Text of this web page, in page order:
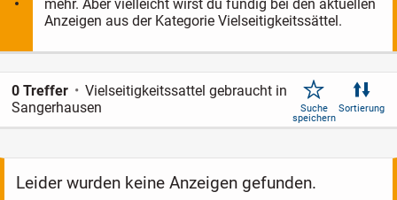
mehr. Aber vielleicht wirst du fündig bei den aktuellen
Anzeigen aus der Kategorie Vielseitigkeitssättel.
0 Treffer
Vielseitigkeitssattel gebraucht in
Sangerhausen
Suche
speichern
Sortierung
Leider wurden keine Anzeigen gefunden.